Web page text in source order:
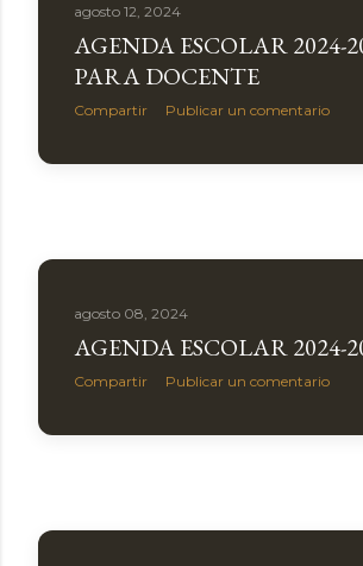
agosto 12, 2024
AGENDA ESCOLAR 2024-
PARA DOCENTE
Compartir Publicar un comentario
agosto 08, 2024
AGENDA ESCOLAR 2024-
Compartir Publicar un comentario